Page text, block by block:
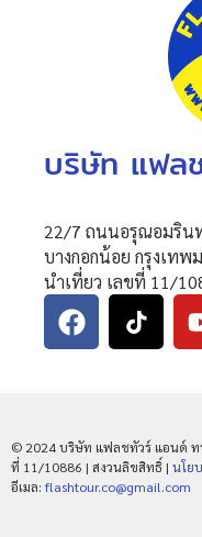
บริษัท แฟล
22/7 ถนนอรุณอมริน
บางกอกน้อย กรุงเท
นำเที่ยว เลขที่ 11/
© 2024 บริษัท แฟลชทัวร์ แอนด์ ท
ที่ 11/10886 | สงวนลิขสิทธิ์ | นโย
อีเมล: flashtour.co@gmail.com